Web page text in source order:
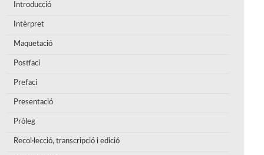
Introducció
Intèrpret
Maquetació
Postfaci
Prefaci
Presentació
Pròleg
Recol·lecció, transcripció i edició